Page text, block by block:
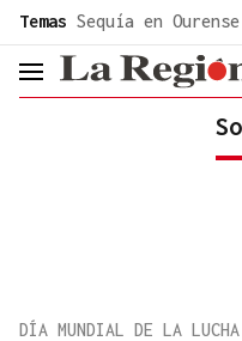
common.go-to-content
Temas Sequía en Ourense
header.menu.open
DÍA MUNDIAL DE LA LUCHA